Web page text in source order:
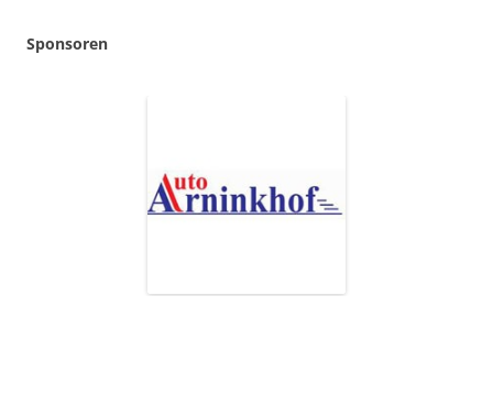
Sponsoren